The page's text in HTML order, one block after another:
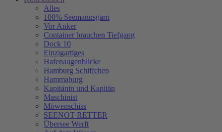
Alles
100% Seemannsgarn
Vor Anker
Container brauchen Tiefgang
Dock 10
Einzigartiges
Hafenaugen­blicke
Hamburg Schiffchen
Hammaburg
Kapitänin und Kapitän
Maschinist
Möwenschiss
SEENOT RETTER
Übersee Werft